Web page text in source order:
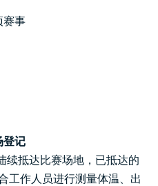
赛事
登记
续抵达比赛场地，已抵达的
工作人员进行测量体温、出